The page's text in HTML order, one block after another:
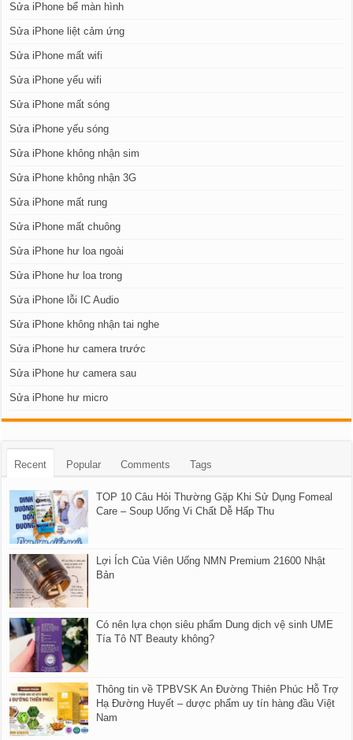
Sửa iPhone bể màn hình
Sửa iPhone liệt cảm ứng
Sửa iPhone mất wifi
Sửa iPhone yếu wifi
Sửa iPhone mất sóng
Sửa iPhone yếu sóng
Sửa iPhone không nhận sim
Sửa iPhone không nhận 3G
Sửa iPhone mất rung
Sửa iPhone mất chuông
Sửa iPhone hư loa ngoài
Sửa iPhone hư loa trong
Sửa iPhone lỗi IC Audio
Sửa iPhone không nhận tai nghe
Sửa iPhone hư camera trước
Sửa iPhone hư camera sau
Sửa iPhone hư micro
Recent Popular Comments Tags
TOP 10 Câu Hỏi Thường Gặp Khi Sử Dụng Fomeal
Care – Soup Uống Vi Chất Dễ Hấp Thu
Lợi Ích Của Viên Uống NMN Premium 21600 Nhật
Bản
Có nên lựa chọn siêu phẩm Dung dịch vệ sinh UME
Tía Tô NT Beauty không?
Thông tin về TPBVSK An Đường Thiên Phúc Hỗ Trợ
Hạ Đường Huyết – dược phẩm uy tín hàng đầu Việt
Nam